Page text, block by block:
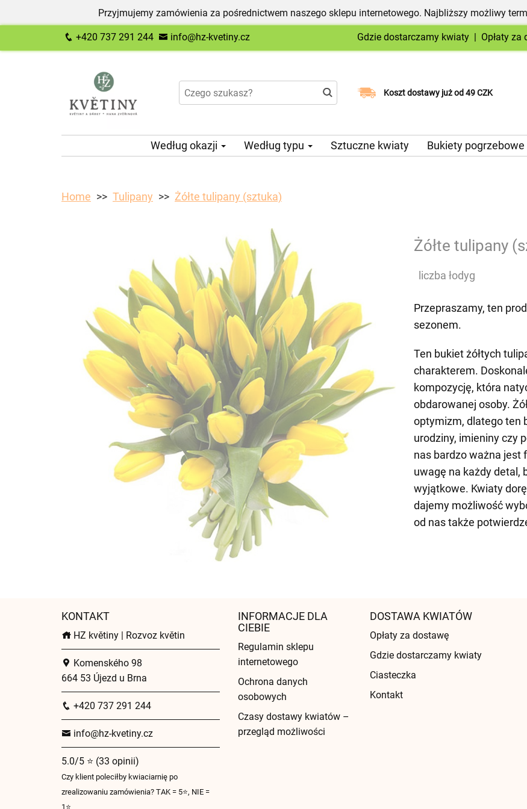
Przyjmujemy zamówienia za pośrednictwem naszego sklepu internetowego. Najbliższy możliwy
+420 737 291 244 info@hz-kvetiny.cz Gdzie dostarczamy kwiaty | Opłaty za
Koszt dostawy już od 49 CZK
Wybierz datę dostawy
Według okazji Według typu Sztuczne kwiaty Bukiety pogrzebowe
Home Tulipany Żółte tulipany (sztuka)
Żółte tulipany
liczba łodyg
Przepraszamy, ten
sezonem.
Ten bukiet żółtych
charakterem.
kompozycję, która
obdarowanej osoby.
optymizm, dlatego ten
urodziny, imieniny czy
nas bardzo ważna
uwagę na każdy detal,
wyjątkowe. Kwiaty
dajemy możliwość
od nas także
KONTAKT
HZ květiny | Rozvoz květin
Komenského 98
664 53 Újezd u Brna
+420 737 291 244
info@hz-kvetiny.cz
5.0/5 ⭐ (33 opinii)
Czy klient poleciłby kwiaciarnię po
zrealizowaniu zamówienia? TAK = 5⭐, NIE =
1⭐
INFORMACJE DLA
CIEBIE
Regulamin sklepu
internetowego
Ochrona danych
osobowych
Czasy dostawy kwiatów –
przegląd możliwości
DOSTAWA KWIATÓW
Opłaty za dostawę
Gdzie dostarczamy kwiaty
Ciasteczka
Kontakt